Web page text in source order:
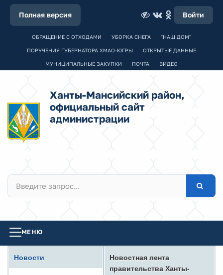
Полная версия Войти
ОБРАЩЕНИЕ С ОТХОДАМИ УБОРКА СНЕГА "НАШ ДОМ"
ПОРУЧЕНИЯ ГУБЕРНАТОРА ХМАО-ЮГРЫ ОТКРЫТЫЕ ДАННЫЕ
МУНИЦИПАЛЬНЫЕ ЗАКУПКИ ПОЧТА ВИДЕО
Ханты-Мансийский район,
официальный сайт
администрации
МЕНЮ
Новости
Новостная лента
правительства Ханты-